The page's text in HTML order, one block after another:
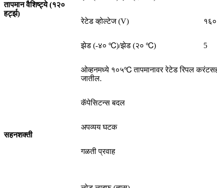
तापमान वैशिष्ट्ये (१२०
हर्ट्झ)
रेटेड व्होल्टेज (V) १६०
झेड (-४० ℃)/झेड (२० ℃) 5
सहनशक्ती
ओव्हनमध्ये १०५℃ तापमानावर रेटेड रिपल
जातील.
कॅपेसिटन्स बदल
अपव्यय घटक
गळती प्रवाह